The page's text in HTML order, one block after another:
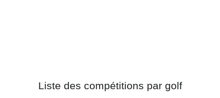
Liste des compétitions par golf